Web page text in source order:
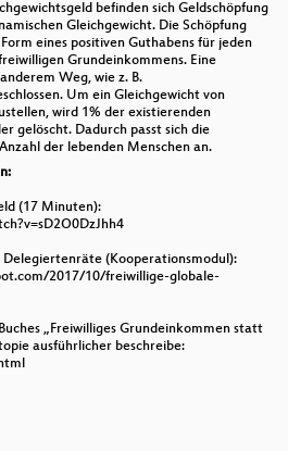
befinden sich Geldschöpfung
Gleichgewicht. Die Schöpfung
eines positiven Guthabens für jeden
Grundeinkommens. Eine
Weg, wie z. B.
Um ein Gleichgewicht von
wird 1% der existierenden
gelöscht. Dadurch passt sich die
der lebenden Menschen an.
(17 Minuten):
Delegiertenräte (Kooperationsmodul):
2017/10/freiwillige-globale-
„Freiwilliges Grundeinkommen statt
ausführlicher beschreibe: